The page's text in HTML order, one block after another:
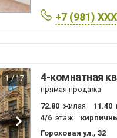
+7 (981)
1 / 17 4-комнатная
прямая продажа
72.80 жилая 11.40
4/6 этаж
Гороховая ул., 32